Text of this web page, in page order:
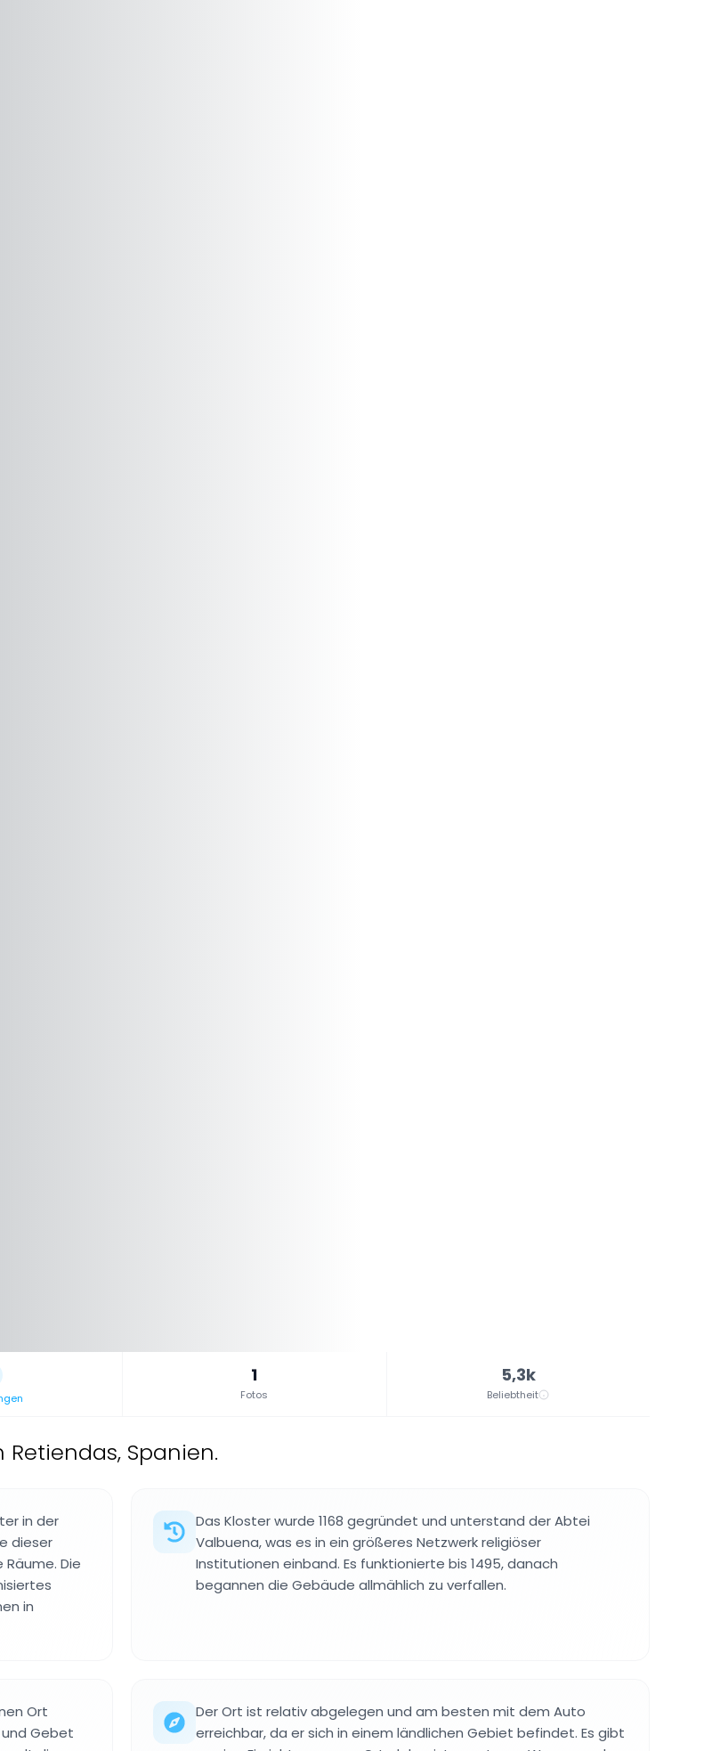
1
Fotos
5,3k
Beliebtheit
Spanien.
in der
dieser
Die
in
Das Kloster wurde 1168 gegründet und unterstand der Abtei
Valbuena, was es in ein größeres Netzwerk religiöser
Institutionen einband. Es funktionierte bis 1495, danach
begannen die Gebäude allmählich zu verfallen.
Ort
Gebet
Der Ort ist relativ abgelegen und am besten mit dem Auto
erreichbar, da er sich in einem ländlichen Gebiet befindet. Es gibt